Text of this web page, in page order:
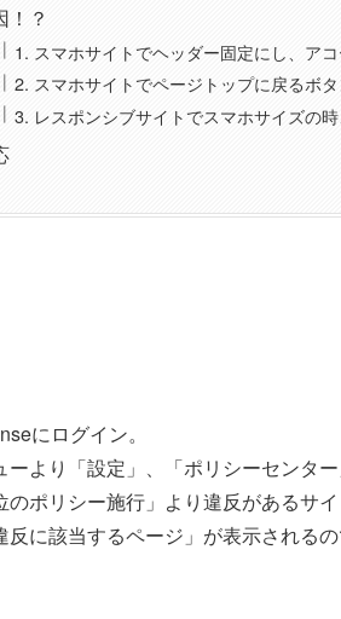
！？
1. スマホサイトでヘッダー固定にし、ア
2. スマホサイトでページトップに戻るボ
3. レスポンシブサイトでスマホサイズの
にログイン。
ーより「設定」、「ポリシーセンター
のポリシー施行」より違反があるサ
反に該当するページ」が表示される